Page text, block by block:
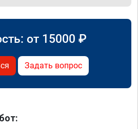
от 15000 ₽
Задать вопрос